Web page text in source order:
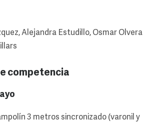
Alejandra Estudillo, Osmar Olvera
competencia
3 metros sincronizado (varonil y